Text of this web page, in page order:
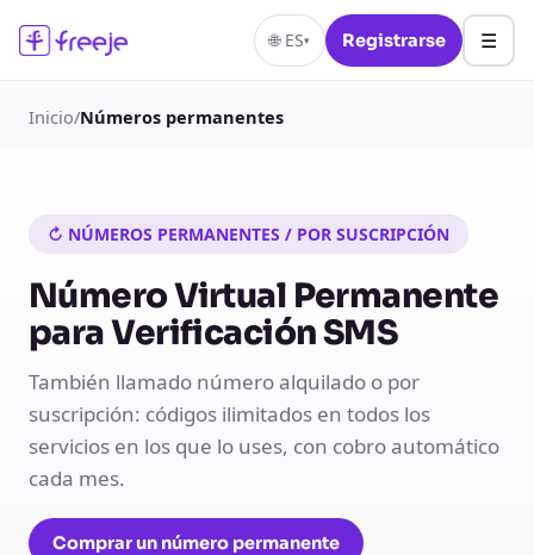
🌐 ES▾ Registrarse ☰
Inicio/Números permanentes
↻ NÚMEROS PERMANENTES / POR SUSCRIPCIÓN
Número Virtual Permanente
para Verificación SMS
También llamado número alquilado o por
suscripción: códigos ilimitados en todos los
servicios en los que lo uses, con cobro automático
cada mes.
Comprar un número permanente